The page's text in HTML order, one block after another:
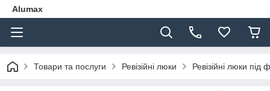
Alumax
Товари та послуги Ревізійні люки Ревізійні люки